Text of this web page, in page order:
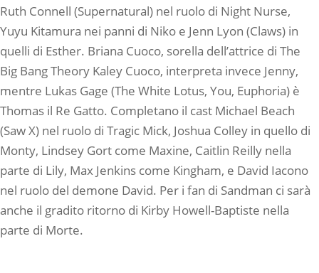
Ruth Connell (Supernatural) nel ruolo di Night Nurse,
Yuyu Kitamura nei panni di Niko e Jenn Lyon (Claws) in
quelli di Esther. Briana Cuoco, sorella dell’attrice di The
Big Bang Theory Kaley Cuoco, interpreta invece Jenny,
mentre Lukas Gage (The White Lotus, You, Euphoria) è
Thomas il Re Gatto. Completano il cast Michael Beach
(Saw X) nel ruolo di Tragic Mick, Joshua Colley in quello di
Monty, Lindsey Gort come Maxine, Caitlin Reilly nella
parte di Lily, Max Jenkins come Kingham, e David Iacono
nel ruolo del demone David. Per i fan di Sandman ci sarà
anche il gradito ritorno di Kirby Howell-Baptiste nella
parte di Morte.